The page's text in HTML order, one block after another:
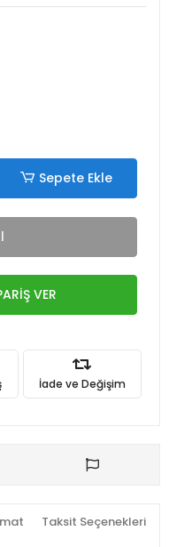
Sepete Ekle
VER
İade ve Değişim
Taksit Seçenekleri